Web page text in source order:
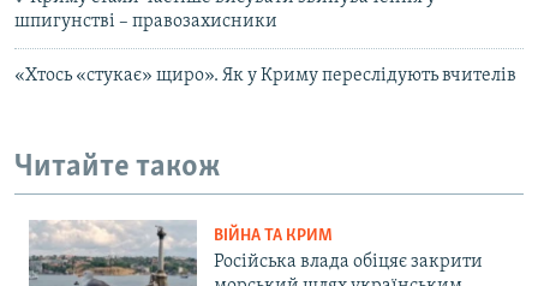
шпигунстві – правозахисники
«Хтось «стукає» щиро». Як у Криму переслідують вчителів
Читайте також
ВІЙНА ТА КРИМ
Російська влада обіцяє закрити